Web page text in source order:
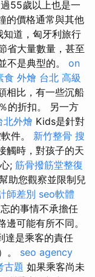
55歲以上也是一
的價格通常與其他
知道，匈牙利旅行
省大量數量，甚至
不是典型的。 on
食 外燴 台北 高級
相比，有一些沉船
的折扣。 另一方
北外燴 Kids是針對
件。 新竹整骨 搜
觸時，對孩子的天
; 筋骨撥筋堂整復
助您觀察並限制兒
師差別 seo軟體
的事情不承擔任
可能有所不同。
達是乘客的責任
。 seo agency
古題 如果乘客尚未